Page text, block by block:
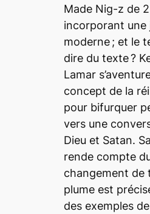
Made Nig-z de
incorporant une
moderne ; et le
dire du texte ?
Lamar
concept de la
pour bifurquer
vers une
Dieu et Satan.
rende compte
changement de
plume est
des exemples de